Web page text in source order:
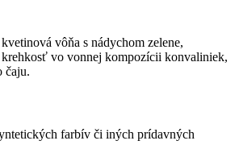
vôňa s nádychom zelene,
krehkosť vo vonnej kompozícii konvaliniek,
čaju.
farbív či iných prídavných